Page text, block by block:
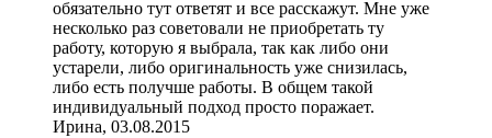
обязательно тут ответят и все расскажут. Мне уже
несколько раз советовали не приобретать ту
работу, которую я выбрала, так как либо они
устарели, либо оригинальность уже снизилась,
либо есть получше работы. В общем такой
индивидуальный подход просто поражает.
Ирина, 03.08.2015